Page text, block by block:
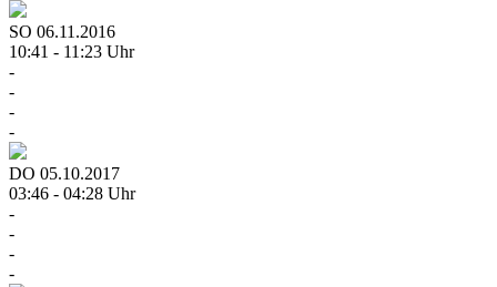
SO 06.11.2016
10:41 - 11:23 Uhr
-
-
-
-
DO 05.10.2017
03:46 - 04:28 Uhr
-
-
-
-